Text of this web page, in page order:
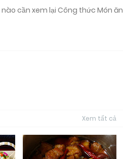
cần xem lại Công thức Món ăn
Xem tất cả